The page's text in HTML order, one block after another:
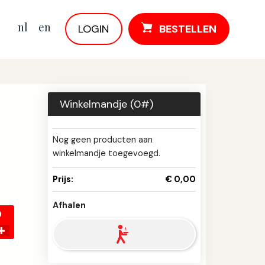
nl en LOGIN BESTELLEN
Winkelmandje (0#)
Nog geen producten aan
winkelmandje toegevoegd.
Prijs: € 0,00
Afhalen